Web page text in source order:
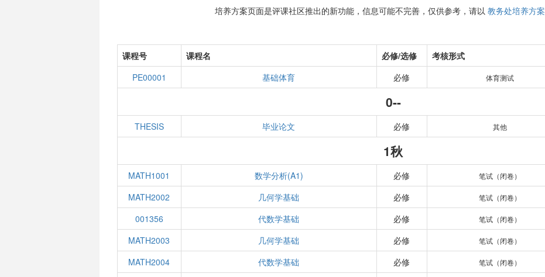
培养方案页面是评课社区推出的新功能，信息可能不完善，仅供参考，请以 教务处培养方案
课程号 课程名 必修/选修 考核形式
PE00001
基础体育 必修 体育测试
0--
THESIS 毕业论文 必修 其他
1秋
MATH1001 数学分析(A1) 必修 笔试（闭卷）
MATH2002
几何学基础 必修 笔试（闭卷）
001356
代数学基础 必修 笔试（闭卷）
MATH2003
几何学基础 必修 笔试（闭卷）
MATH2004
代数学基础 必修 笔试（闭卷）